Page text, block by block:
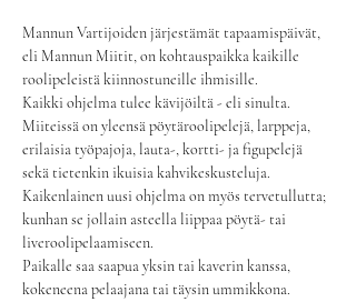
Mannun Vartijoiden järjestämät tapaamispäivät,
eli Mannun Miitit, on kohtauspaikka kaikille
roolipeleistä kiinnostuneille ihmisille.
Kaikki ohjelma tulee kävijöiltä - eli sinulta.
Miiteissä on yleensä pöytäroolipelejä, larppeja,
erilaisia työpajoja, lauta-, kortti- ja figupelejä
sekä tietenkin ikuisia kahvikeskusteluja.
Kaikenlainen uusi ohjelma on myös tervetullutta;
kunhan se jollain asteella liippaa pöytä- tai
liveroolipelaamiseen.
Paikalle saa saapua yksin tai kaverin kanssa,
kokeneena pelaajana tai täysin ummikkona.